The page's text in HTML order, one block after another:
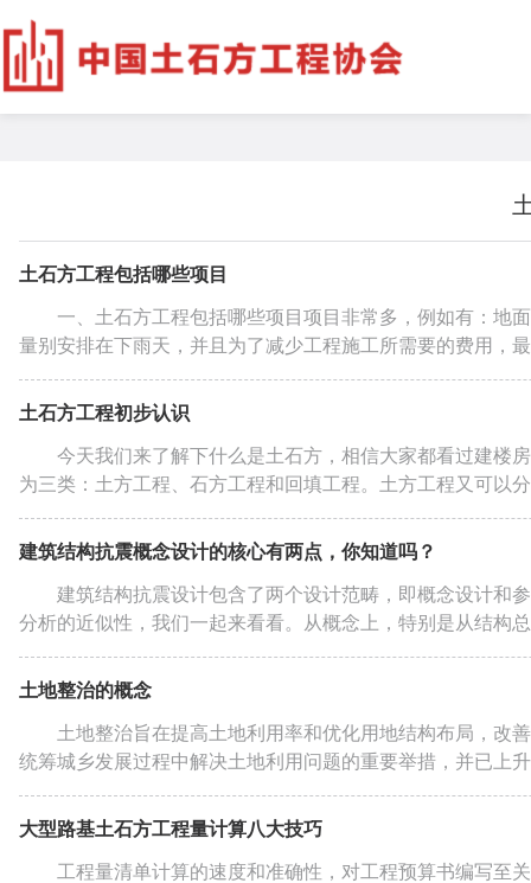
土石方工程包括哪些项目
一、土石方工程包括哪些项目项目非常多，例如有：地
量别安排在下雨天，并且为了减少工程施工所需要的费用，
土石方工程初步认识
今天我们来了解下什么是土石方，相信大家都看过建楼
为三类：土方工程、石方工程和回填工程。土方工程又可以
建筑结构抗震概念设计的核心有两点，你知道吗？
建筑结构抗震设计包含了两个设计范畴，即概念设计和
分析的近似性，我们一起来看看。从概念上，特别是从结构
土地整治的概念
土地整治旨在提高土地利用率和优化用地结构布局，改
统筹城乡发展过程中解决土地利用问题的重要举措，并已上
大型路基土石方工程量计算八大技巧
工程量清单计算的速度和准确性，对工程预算书编写至